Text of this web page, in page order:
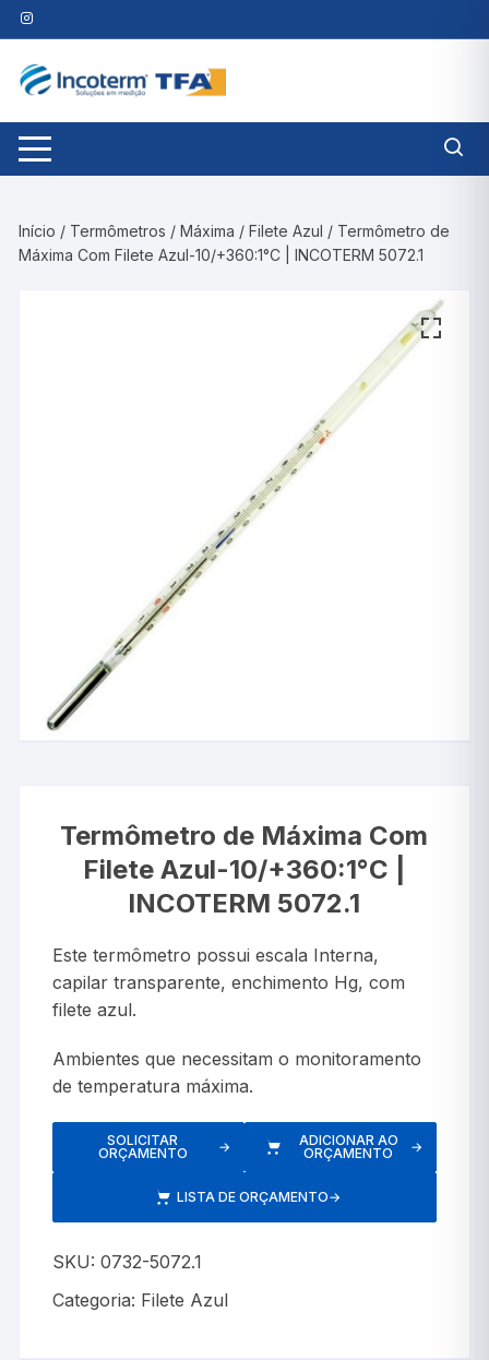
Pular
para
conteúdo
Início / Termômetros /Máxima /Filete Azul / Termômetro de
Máxima Com Filete Azul-10/+360:1°C | INCOTERM 5072.1
Termômetro de Máxima Com
Filete Azul-10/+360:1°C |
INCOTERM 5072.1
Este termômetro possui escala Interna,
capilar transparente, enchimento Hg, com
filete azul.
Ambientes que necessitam o monitoramento
de temperatura máxima.
SOLICITAR
ORÇAMENTO
→
ADICIONAR AO
ORÇAMENTO
→
LISTA DE ORÇAMENTO→
SKU:0732-5072.1
Categoria: Filete Azul